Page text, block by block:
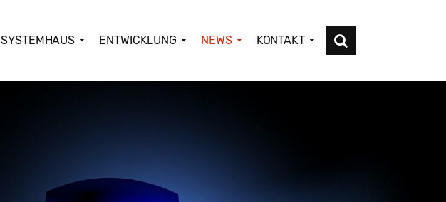
SYSTEMHAUS ENTWICKLUNG NEWS KONTAKT